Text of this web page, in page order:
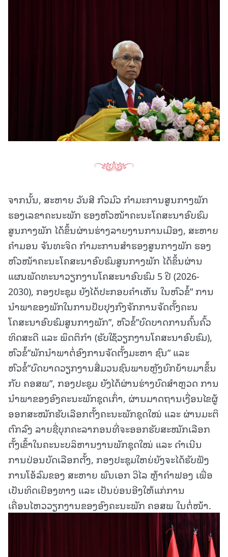
ຈາກນັ້ນ, ສະຫາຍ ວັນສີ ກົວມົວ ກຳມະການສູນກາງພັກ
ຮອງເລຂາຄະນະພັກ ຮອງຫົວໜ້າຄະນະໂຄສະນາອົບຮົມ
ສູນກາງພັກ ໄດ້ຂຶ້ນຜ່ານຮ່າງລາຍງານການເມືອງ, ສະຫາຍ
ຄຳມອນ ຈັນທະຈິດ ກຳມະການສຳຮອງສູນກາງພັກ ຮອງ
ຫົວໜ້າຄະນະໂຄສະນາອົບຮົມສູນກາງພັກ ໄດ້ຂຶ້ນຜ່ານ
ແຜນພັດທະນາວຽກງານໂຄສະນາອົບຮົມ 5 ປີ (2026-
2030), ກອງປະຊຸມ ຍັງໄດ້ປະກອບຄຳເຫັນ ໃນຫົວຂໍ້” ການ
ນຳພາຂອງພັກໃນການປັບປຸງກົງຈັກການຈັດຕັ້ງຄະນ
ໂຄສະນາອົບຮົມສູນກາງພັກ”, ຫົວຂໍ້”ບົດບາດການຄົ້ນຄົ້ວ
ທິດສະດີ ແລະ ພຶດຕິກຳ (ຮັບໃຊ້ວຽກງານໂຄສະນາອົບຮົມ),
ຫົວຂໍ້”ພັກນຳພາຕໍ່ອົງການຈັດຕັ້ງມະຫາ ຊົນ” ແລະ
ຫົວຂໍ້”ບົດບາດວຽກງານສື່ມວນຊົນພາຍຫຼັງຍົກຍ້າຍມາຂຶ້ນ
ກັບ ຄອສພ”, ກອງປະຊຸມ ຍັງໄດ້ຜ່ານຮ່າງບົດສຳຫຼວດ ການ
ນຳພາຂອງອົງຄະນະພັກຊຸດເກົ່າ, ຜ່ານມາດຖານເງື່ອນໄຂຜູ້
ອອກສະໝັກຮັບເລືອກຕັ້ງຄະນະພັກຊຸດໃໝ່ ແລະ ຜ່ານມະຕິ
ຕົກລົງ ລາຍຊື່ບຸກຄະລາກອນທີ່ຈະອອກຮັບສະໝັກເລືອກ
ຕັ້ງເຂົ້າໃນຄະນະບລິຫານງານພັກຊຸດໃໝ່ ແລະ ດຳເນີນ
ການປ່ອນບັດເລືອກຕັ້ງ, ກອງປະຊຸມໃຫຍ່ຍັງຈະໄດ້ຮັບຟັງ
ການໂອ້ລົມຂອງ ສະຫາຍ ພົນເອກ ວິໄລ ຫຼ້າຄໍາຟອງ ເພື່ອ
ເປັນທິດເຍືອງທາງ ແລະ ເປັນບ່ອນອີງໃຫ້ແກ່ການ
ເຄື່ອນໄຫວວຽກງານຂອງອົງຄະນະພັກ ຄອສພ ໃນຕໍ່ໜ້າ.